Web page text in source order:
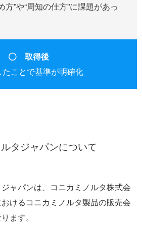
方”や“周知の仕方”に課題があっ
取得後
ことで基準が明確化
タジャパンについて
ャパンは、コニカミノルタ株式会
けるコニカミノルタ製品の販売会
ます。